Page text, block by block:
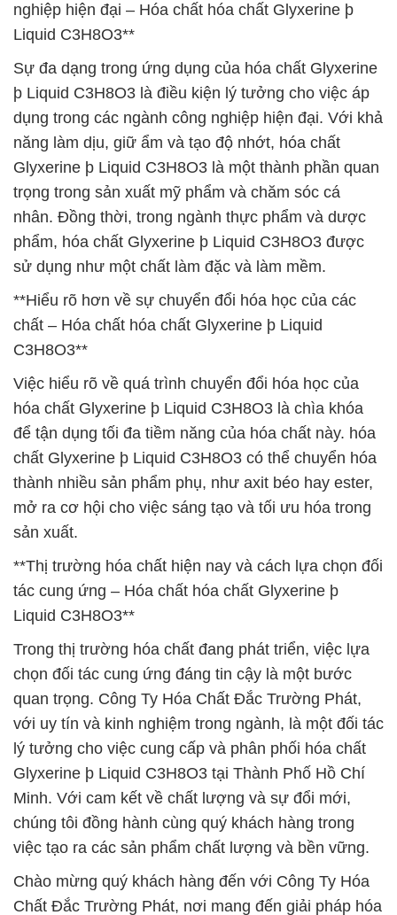
nghiệp hiện đại – Hóa chất hóa chất Glyxerine þ
Liquid C3H8O3**
Sự đa dạng trong ứng dụng của hóa chất Glyxerine
þ Liquid C3H8O3 là điều kiện lý tưởng cho việc áp
dụng trong các ngành công nghiệp hiện đại. Với khả
năng làm dịu, giữ ẩm và tạo độ nhớt, hóa chất
Glyxerine þ Liquid C3H8O3 là một thành phần quan
trọng trong sản xuất mỹ phẩm và chăm sóc cá
nhân. Đồng thời, trong ngành thực phẩm và dược
phẩm, hóa chất Glyxerine þ Liquid C3H8O3 được
sử dụng như một chất làm đặc và làm mềm.
**Hiểu rõ hơn về sự chuyển đổi hóa học của các
chất – Hóa chất hóa chất Glyxerine þ Liquid
C3H8O3**
Việc hiểu rõ về quá trình chuyển đổi hóa học của
hóa chất Glyxerine þ Liquid C3H8O3 là chìa khóa
để tận dụng tối đa tiềm năng của hóa chất này. hóa
chất Glyxerine þ Liquid C3H8O3 có thể chuyển hóa
thành nhiều sản phẩm phụ, như axit béo hay ester,
mở ra cơ hội cho việc sáng tạo và tối ưu hóa trong
sản xuất.
**Thị trường hóa chất hiện nay và cách lựa chọn đối
tác cung ứng – Hóa chất hóa chất Glyxerine þ
Liquid C3H8O3**
Trong thị trường hóa chất đang phát triển, việc lựa
chọn đối tác cung ứng đáng tin cậy là một bước
quan trọng. Công Ty Hóa Chất Đắc Trường Phát,
với uy tín và kinh nghiệm trong ngành, là một đối tác
lý tưởng cho việc cung cấp và phân phối hóa chất
Glyxerine þ Liquid C3H8O3 tại Thành Phố Hồ Chí
Minh. Với cam kết về chất lượng và sự đổi mới,
chúng tôi đồng hành cùng quý khách hàng trong
việc tạo ra các sản phẩm chất lượng và bền vững.
Chào mừng quý khách hàng đến với Công Ty Hóa
Chất Đắc Trường Phát, nơi mang đến giải pháp hóa